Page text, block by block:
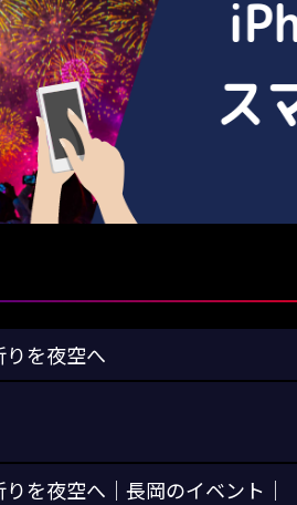
を夜空へ
を夜空へ｜長岡のイベント｜